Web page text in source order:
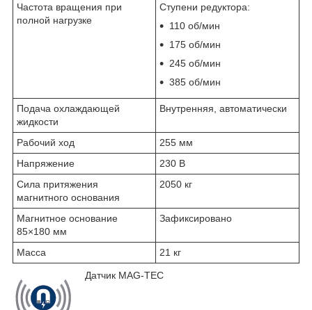
Частота вращения при
полной нагрузке
Ступени редуктора:
110 об/мин
175 об/мин
245 об/мин
385 об/мин
Подача охлаждающей
жидкости
Внутренняя, автоматически
Рабочий ход
255 мм
Напряжение
230 В
Сила притяжения
магнитного основания
2050 кг
Магнитное основание
85×180 мм
Зафиксировано
Масса 21 кг
Датчик MAG - TEC